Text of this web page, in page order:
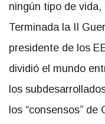
ningún tipo de
Terminada la II
presidente de los
dividió el mundo
los
los “consensos”